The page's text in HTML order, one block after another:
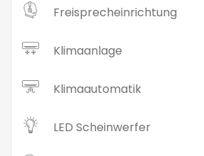
Freisprecheinrichtung
Klimaanlage
Klimaautomatik
LED Scheinwerfer